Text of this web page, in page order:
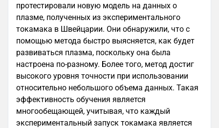
протестировали новую модель на данных о
плазме, полученных из экспериментального
токамака в Швейцарии. Они обнаружили, что с
помощью метода быстро выясняется, как будет
развиваться плазма, поскольку она была
настроена по-разному. Более того, метод достиг
высокого уровня точности при использовании
относительно небольшого объема данных. Такая
эффективность обучения является
многообещающей, учитывая, что каждый
экспериментальный запуск токамака является